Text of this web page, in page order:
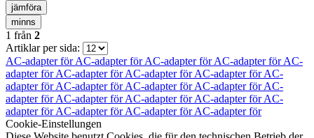
jämföra
minns
1 från 2
Artiklar per sida:
AC-adapter förAC-adapter förAC-adapter förAC-adapter förAC-
adapter förAC-adapter förAC-adapter förAC-adapter förAC-
adapter förAC-adapter förAC-adapter förAC-adapter förAC-
adapter förAC-adapter förAC-adapter förAC-adapter förAC-
adapter förAC-adapter förAC-adapter förAC-adapter för
Cookie-Einstellungen